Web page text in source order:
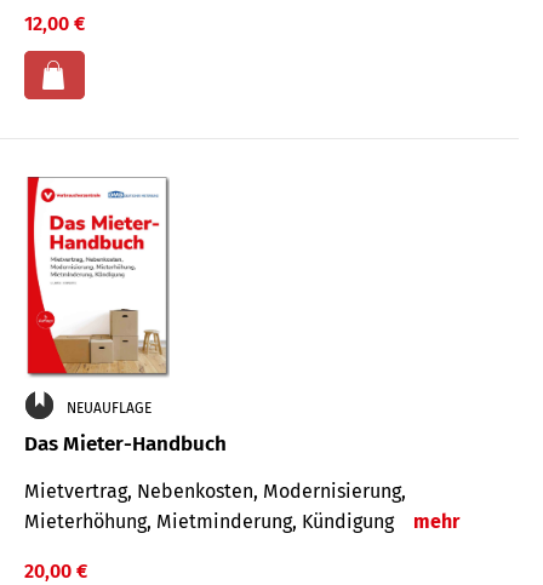
12,00 €
NEUAUFLAGE
Das Mieter-Handbuch
Mietvertrag, Nebenkosten, Modernisierung,
Mieterhöhung, Mietminderung, Kündigung
mehr
20,00 €